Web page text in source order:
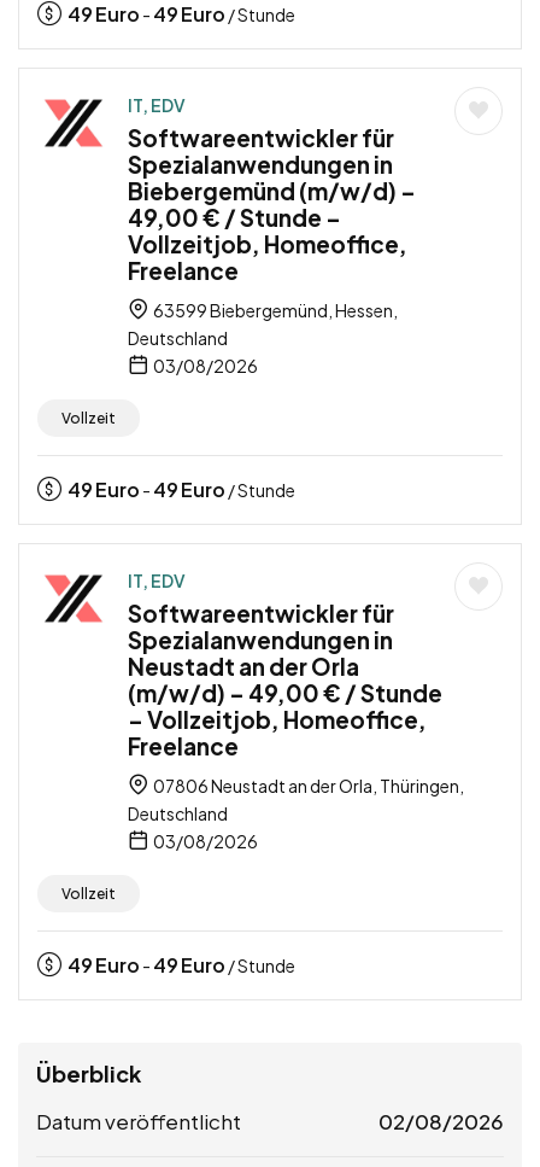
49Euro - 49Euro / Stunde
IT, EDV
Softwareentwickler für
Spezialanwendungen in
Biebergemünd (m/w/d) –
49,00 € / Stunde –
Vollzeitjob, Homeoffice,
Freelance
63599 Biebergemünd, Hessen,
Deutschland
03/08/2026
Vollzeit
49Euro - 49Euro / Stunde
IT, EDV
Softwareentwickler für
Spezialanwendungen in
Neustadt an der Orla
(m/w/d) – 49,00 € / Stunde
– Vollzeitjob, Homeoffice,
Freelance
07806 Neustadt an der Orla, Thüringen,
Deutschland
03/08/2026
Vollzeit
49Euro - 49Euro / Stunde
Überblick
Datum veröffentlicht 02/08/2026